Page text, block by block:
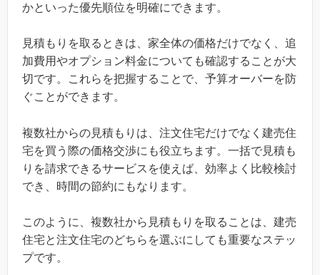
かといった優先順位を明確にできます。
見積もりを取るときは、家全体の価格だけでなく、追
加費用やオプション料金についても確認することが大
切です。これらを把握することで、予算オーバーを防
ぐことができます。
複数社からの見積もりは、注文住宅だけでなく建売住
宅を買う際の価格交渉にも役立ちます。一括で見積も
りを請求できるサービスを使えば、効率よく比較検討
でき、時間の節約にもなります。
このように、複数社から見積もりを取ることは、建売
住宅と注文住宅のどちらを選ぶにしても重要なステッ
プです。